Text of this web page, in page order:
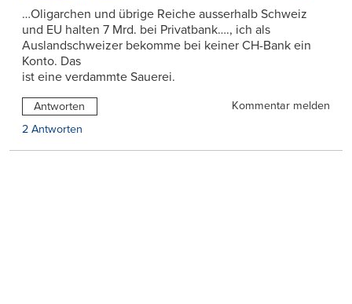
…Oligarchen und übrige Reiche ausserhalb Schweiz
und EU halten 7 Mrd. bei Privatbank…., ich als
Auslandschweizer bekomme bei keiner CH-Bank ein
Konto. Das
ist eine verdammte Sauerei.
Antworten
Kommentar melden
2 Antworten